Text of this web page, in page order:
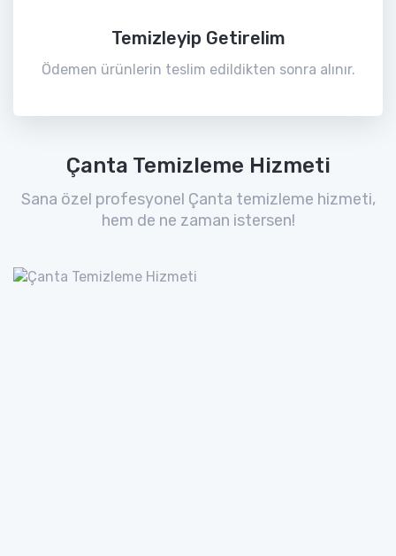
Temizleyip Getirelim
Ödemen ürünlerin teslim edildikten sonra alınır.
Çanta Temizleme Hizmeti
Sana özel profesyonel Çanta temizleme hizmeti,
hem de ne zaman istersen!